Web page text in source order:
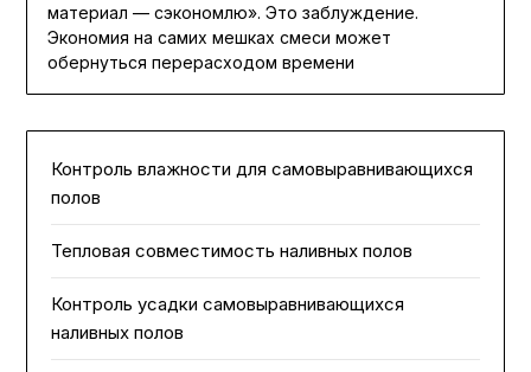
материал — сэкономлю». Это заблуждение.
Экономия на самих мешках смеси может
обернуться перерасходом времени
Контроль влажности для самовыравнивающихся
полов
Тепловая совместимость наливных полов
Контроль усадки самовыравнивающихся
наливных полов